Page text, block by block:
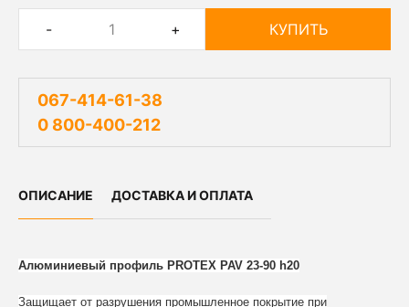
- + КУПИТЬ
067-414-61-38
0 800-400-212
ОПИСАНИЕ ДОСТАВКА И ОПЛАТА
Алюминиевый профиль PROTEX PAV 23-90 h20
Защищает от разрушения промышленное покрытие при